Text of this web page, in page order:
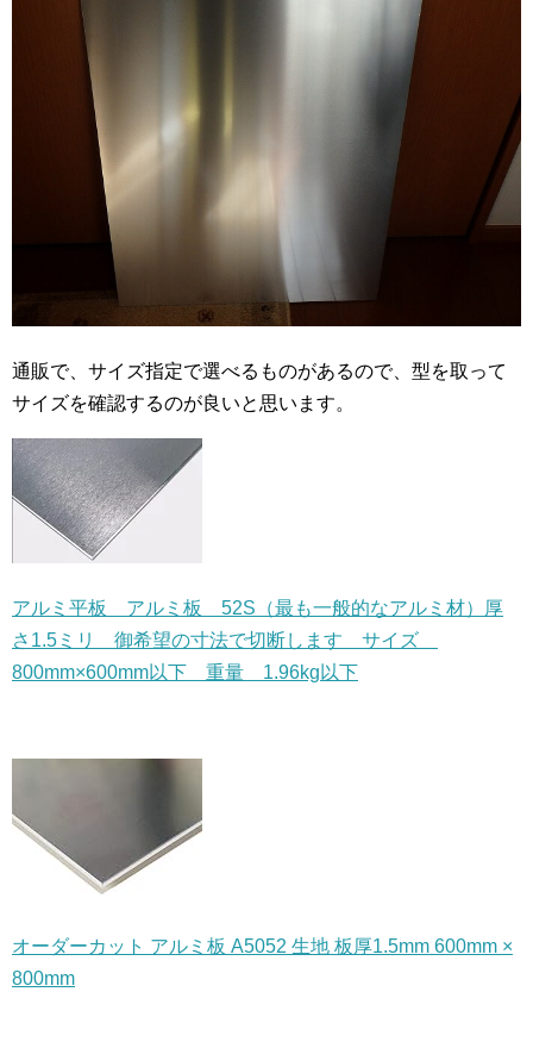
通販で、サイズ指定で選べるものがあるので、型を取って
サイズを確認するのが良いと思います。
アルミ平板 アルミ板 52S（最も一般的なアルミ材）厚
さ1.5ミリ 御希望の寸法で切断します サイズ
800mm×600mm以下 重量 1.96kg以下
オーダーカット アルミ板 A5052 生地 板厚1.5mm 600mm ×
800mm